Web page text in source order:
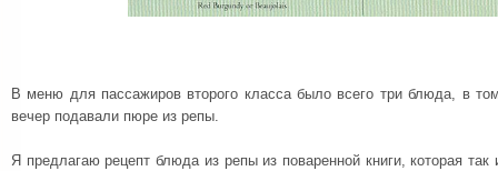
В меню для пассажиров второго класса было всего три блюда, в
вечер подавали пюре из репы.
Я предлагаю рецепт блюда из репы из поваренной книги, которая